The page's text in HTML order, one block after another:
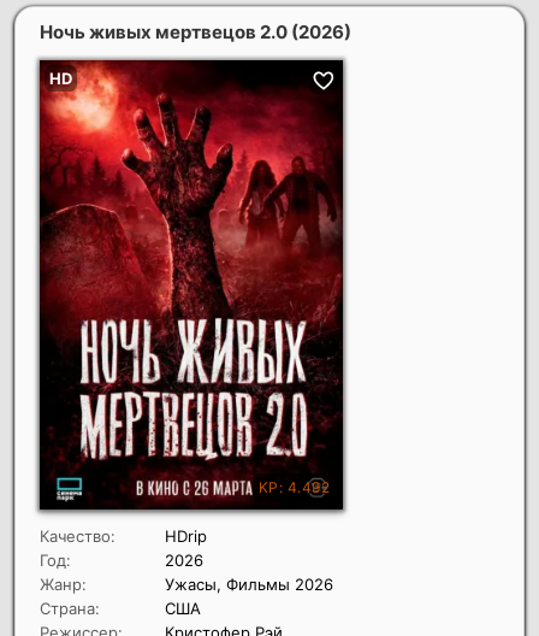
Ночь живых мертвецов 2.0 (2026)
Качество:
HDrip
Год:
2026
Жанр:
Ужасы, Фильмы 2026
Страна:
США
Режиссер:
Кристофер Рэй